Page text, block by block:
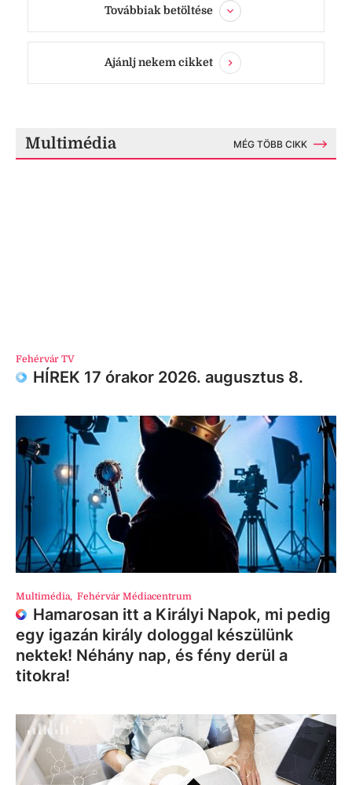
Továbbiak betöltése
Ajánlj nekem cikket
Multimédia MÉG TÖBB CIKK
Fehérvár TV
HÍREK 17 órakor 2026. augusztus 8.
Multimédia, Fehérvár Médiacentrum
Hamarosan itt a Királyi Napok, mi pedig
egy igazán király dologgal készülünk
nektek! Néhány nap, és fény derül a
titokra!